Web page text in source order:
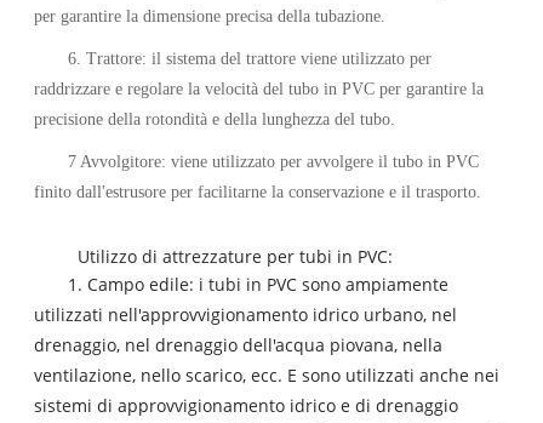
per garantire la dimensione precisa della tubazione.
6. Trattore: il sistema del trattore viene utilizzato per
raddrizzare e regolare la velocità del tubo in PVC per garantire la
precisione della rotondità e della lunghezza del tubo.
7 Avvolgitore: viene utilizzato per avvolgere il tubo in PVC
finito dall'estrusore per facilitarne la conservazione e il trasporto.
Utilizzo di attrezzature per tubi in PVC:
1. Campo edile: i tubi in PVC sono ampiamente
utilizzati nell'approvvigionamento idrico urbano, nel
drenaggio, nel drenaggio dell'acqua piovana, nella
ventilazione, nello scarico, ecc. E sono utilizzati anche nei
sistemi di approvvigionamento idrico e di drenaggio